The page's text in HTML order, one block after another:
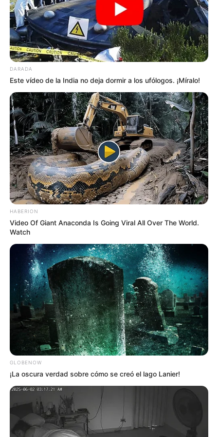
*****
COMPARTIR
TEMAS RELACIONADOS
IBAGUÉ INFIBAGUÉ
YOLANDA CORZO
EMPRESTITO
ALUMBRADO PÚBLICO
MANTÉNGASE EN ALERTA
interesan. Para estar bien informado, por
favor, active las notificaciones de Alerta.
ACTIVAR AHORA
DARADA
Este vídeo de la India no deja dormir a los ufólogos. ¡Míralo!
HABERION
Video Of Giant Anaconda Is Going Viral All Over The World.
Watch
GLOBENOW
¡La oscura verdad sobre cómo se creó el lago Lanier!